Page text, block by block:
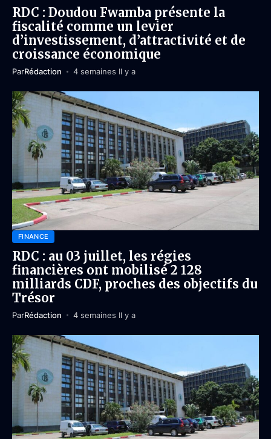
RDC : Doudou Fwamba présente la
fiscalité comme un levier
d’investissement, d’attractivité et de
croissance économique
ParRédaction 4 semaines Il y a
FINANCE
RDC : au 03 juillet, les régies
financières ont mobilisé 2 128
milliards CDF, proches des objectifs du
Trésor
ParRédaction 4 semaines Il y a